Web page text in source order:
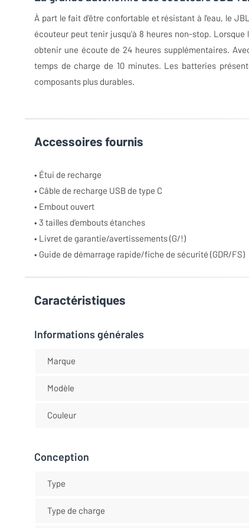
À part le fait d'être confortable et résistant à l'eau, le
écouteur peut tenir jusqu'à 8 heures non-stop.
obtenir une écoute de 24 heures supplémentaires.
temps de charge de 10 minutes. Les batteries
composants plus durables.
Accessoires fournis
• Étui de recharge
• Câble de recharge USB de type C
• Embout ouvert
• 3 tailles d’embouts étanches
• Livret de garantie/avertissements (G/!)
• Guide de démarrage rapide/fiche de sécurité (GDR/FS)
Caractéristiques
Informations générales
Marque
Modèle
Couleur
Conception
Type
Type de charge